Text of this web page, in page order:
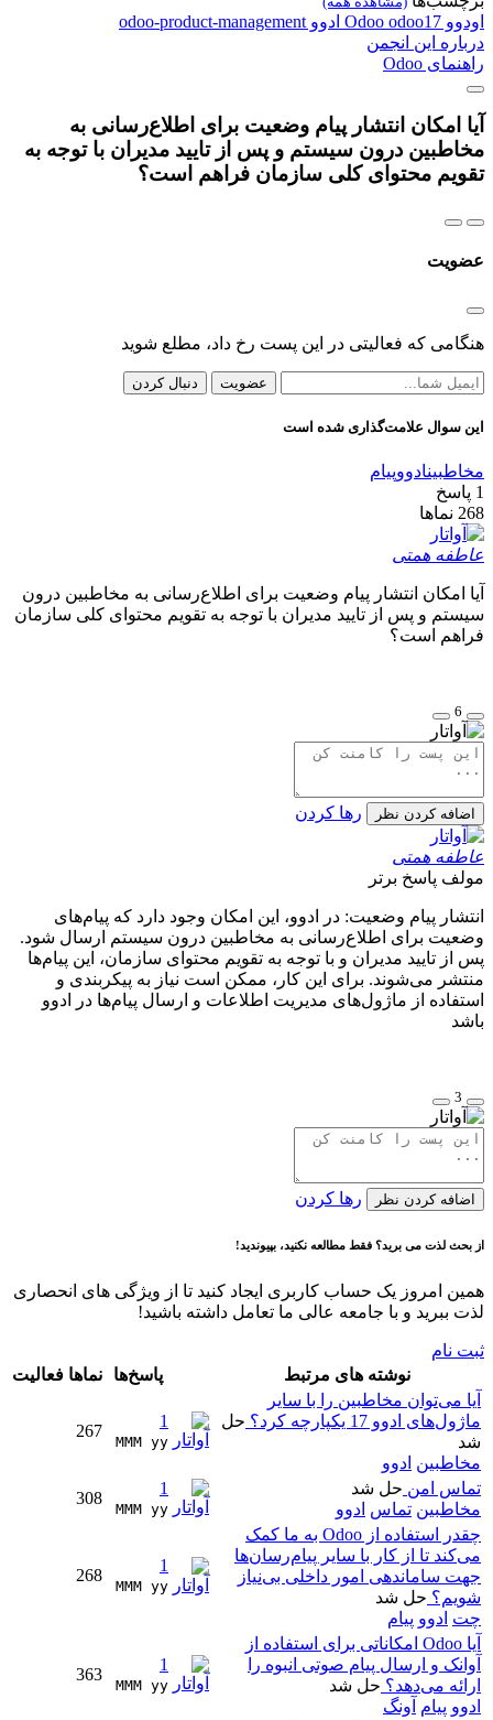
اودوو Odoo odoo17 ادوو odoo-product-management
درباره این انجمن
راهنمای Odoo
آیا امکان انتشار پیام وضعیت برای اطلاع‌رسانی به
مخاطبین درون سیستم و پس از تایید مدیران با توجه به
تقویم محتوای کلی سازمان فراهم است؟
عضویت
هنگامی که فعالیتی در این پست رخ داد، مطلع شوید
عضویت دنبال کردن
این سوال علامت‌گذاری شده است
مخاطبینادووپیام
1 پاسخ
268 نماها
عاطفه همتی
آیا امکان انتشار پیام وضعیت برای اطلاع‌رسانی به مخاطبین درون
سیستم و پس از تایید مدیران با توجه به تقویم محتوای کلی سازمان
فراهم است؟
6
اضافه کردن نظر رها کردن
عاطفه همتی
مولف پاسخ برتر
انتشار پیام وضعیت: در ادوو، این امکان وجود دارد که پیام‌های
وضعیت برای اطلاع‌رسانی به مخاطبین درون سیستم ارسال شود.
پس از تایید مدیران و با توجه به تقویم محتوای سازمان، این پیام‌ها
منتشر می‌شوند. برای این کار، ممکن است نیاز به پیکربندی و
استفاده از ماژول‌های مدیریت اطلاعات و ارسال پیام‌ها در ادوو
باشد
3
اضافه کردن نظر رها کردن
از بحث لذت می برید؟ فقط مطالعه نکنید، بپیوندید!
همین امروز یک حساب کاربری ایجاد کنید تا از ویژگی های انحصاری
لذت ببرید و با جامعه عالی ما تعامل داشته باشید!
ثبت نام
نوشته های مرتبط
پاسخ‌ها نماها فعالیت
آیا می‌توان مخاطبین را با سایر
ماژول‌های ادوو 17 یکپارچه کرد؟
حل
شد
مخاطبین ادوو
1
MMM yy
267
تماس امن حل شد
مخاطبین تماس ادوو
1
MMM yy
308
چقدر استفاده از Odoo به ما کمک
می‌کند تا از کار با سایر پیام‌رسان‌ها
جهت ساماندهی امور داخلی بی‌نیاز
شویم؟ حل شد
چت ادوو پیام
1
MMM yy
268
آیا Odoo امکاناتی برای استفاده از
آوانک و ارسال پیام صوتی انبوه را
ارائه می‌دهد؟ حل شد
ادوو پیام آونگ
1
MMM yy
363